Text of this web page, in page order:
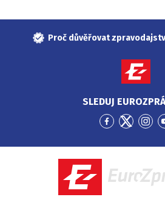
Proč důvěřovat
SLEDUJ
Přejít
Facebook
Přejít
Twitter